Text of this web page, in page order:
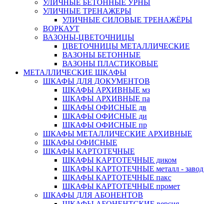
УЛИЧНЫЕ БЕТОННЫЕ УРНЫ
УЛИЧНЫЕ ТРЕНАЖЕРЫ
УЛИЧНЫЕ СИЛОВЫЕ ТРЕНАЖЁРЫ
ВОРКАУТ
ВАЗОНЫ-ЦВЕТОЧНИЦЫ
ЦВЕТОЧНИЦЫ МЕТАЛЛИЧЕСКИЕ
ВАЗОНЫ БЕТОННЫЕ
ВАЗОНЫ ПЛАСТИКОВЫЕ
МЕТАЛЛИЧЕСКИЕ ШКАФЫ
ШКАФЫ ДЛЯ ДОКУМЕНТОВ
ШКАФЫ АРХИВНЫЕ мз
ШКАФЫ АРХИВНЫЕ па
ШКАФЫ ОФИСНЫЕ дв
ШКАФЫ ОФИСНЫЕ ди
ШКАФЫ ОФИСНЫЕ пр
ШКАФЫ МЕТАЛЛИЧЕСКИЕ АРХИВНЫЕ
ШКАФЫ ОФИСНЫЕ
ШКАФЫ КАРТОТЕЧНЫЕ
ШКАФЫ КАРТОТЕЧНЫЕ диком
ШКАФЫ КАРТОТЕЧНЫЕ металл - завод
ШКАФЫ КАРТОТЕЧНЫЕ пакс
ШКАФЫ КАРТОТЕЧНЫЕ промет
ШКАФЫ ДЛЯ АБОНЕНТОВ